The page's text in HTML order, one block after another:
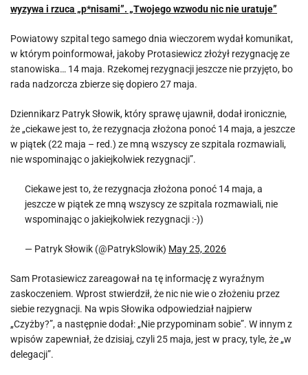
wyzywa i rzuca „p*nisami”. „Twojego wzwodu nic nie uratuje”
Powiatowy szpital tego samego dnia wieczorem wydał komunikat,
w którym poinformował, jakoby Protasiewicz złożył rezygnację ze
stanowiska… 14 maja. Rzekomej rezygnacji jeszcze nie przyjęto, bo
rada nadzorcza zbierze się dopiero 27 maja.
Dziennikarz Patryk Słowik, który sprawę ujawnił, dodał ironicznie,
że „ciekawe jest to, że rezygnacja złożona ponoć 14 maja, a jeszcze
w piątek (22 maja – red.) ze mną wszyscy ze szpitala rozmawiali,
nie wspominając o jakiejkolwiek rezygnacji”.
Ciekawe jest to, że rezygnacja złożona ponoć 14 maja, a
jeszcze w piątek ze mną wszyscy ze szpitala rozmawiali, nie
wspominając o jakiejkolwiek rezygnacji :-))
— Patryk Słowik (@PatrykSlowik) May 25, 2026
Sam Protasiewicz zareagował na tę informację z wyraźnym
zaskoczeniem. Wprost stwierdził, że nic nie wie o złożeniu przez
siebie rezygnacji. Na wpis Słowika odpowiedział najpierw
„Czyżby?”, a następnie dodał: „Nie przypominam sobie”. W innym z
wpisów zapewniał, że dzisiaj, czyli 25 maja, jest w pracy, tyle, że „w
delegacji”.